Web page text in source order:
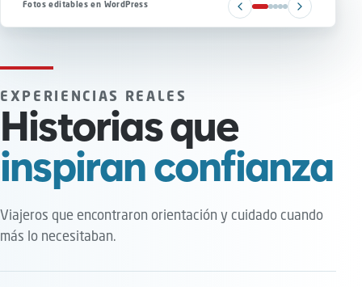
EXPERIENCIAS REALES
Historias que
inspiran confianza
Viajeros que encontraron orientación y cuidado cuando
más lo necesitaban.
Fotos editables en WordPress